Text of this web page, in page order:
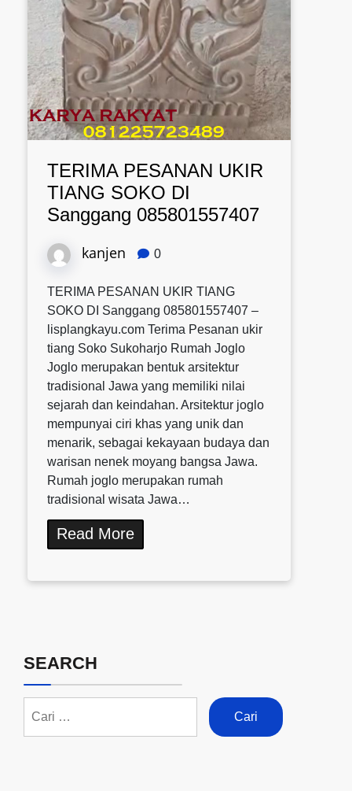
TERIMA PESANAN UKIR
TIANG SOKO DI
Sanggang 085801557407
kanjen 0
TERIMA PESANAN UKIR TIANG
SOKO DI Sanggang 085801557407 –
lisplangkayu.com Terima Pesanan ukir
tiang Soko Sukoharjo Rumah Joglo
Joglo merupakan bentuk arsitektur
tradisional Jawa yang memiliki nilai
sejarah dan keindahan. Arsitektur joglo
mempunyai ciri khas yang unik dan
menarik, sebagai kekayaan budaya dan
warisan nenek moyang bangsa Jawa.
Rumah joglo merupakan rumah
tradisional wisata Jawa…
Read More
SEARCH